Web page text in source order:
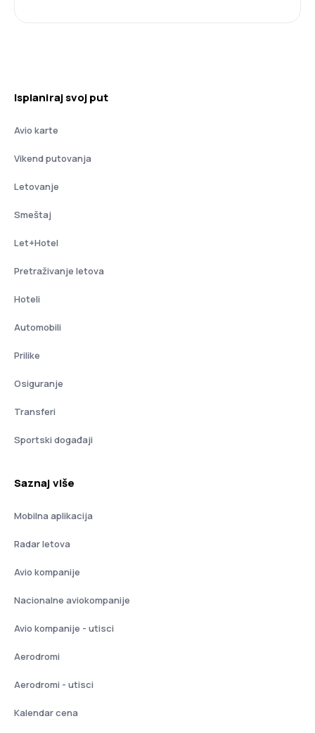
Isplaniraj svoj put
Avio karte
Vikend putovanja
Letovanje
Smeštaj
Let+Hotel
Pretraživanje letova
Hoteli
Automobili
Prilike
Osiguranje
Transferi
Sportski događaji
Saznaj više
Mobilna aplikacija
Radar letova
Avio kompanije
Nacionalne aviokompanije
Avio kompanije - utisci
Aerodromi
Aerodromi - utisci
Kalendar cena